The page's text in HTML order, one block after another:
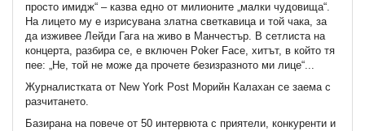
просто имидж“ – казва едно от милионите „малки чудовища“.
На лицето му е изрисувана златна светкавица и той чака, за
да изживее Лейди Гага на живо в Манчестър. В сетлиста на
концерта, разбира се, е включен Poker Face, хитът, в който тя
пее: „Не, той не може да прочете безизразното ми лице“...
Журналистката от New York Post Морийн Калахан се заема с
разчитането.
Базирана на повече от 50 интервюта с приятели, конкуренти и